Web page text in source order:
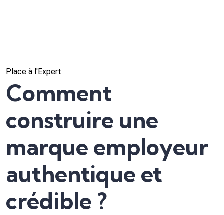
Place à l'Expert
Comment
construire une
marque employeur
authentique et
crédible ?